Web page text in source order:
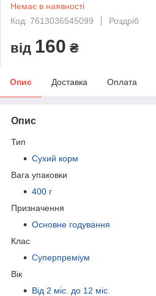
Немає в наявності
Код: 7613036545099
Роздріб
від 160 ₴
Опис Доставка Оплата
Опис
Тип
Сухий корм
Вага упаковки
400 г
Призначення
Основне годування
Клас
Суперпреміум
Вік
Від 2 міс. до 12 міс.